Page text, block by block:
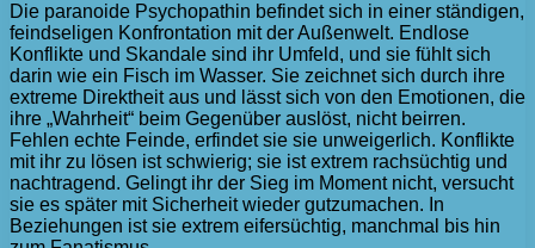
Die paranoide Psychopathin befindet sich in einer ständigen,
feindseligen Konfrontation mit der Außenwelt. Endlose
Konflikte und Skandale sind ihr Umfeld, und sie fühlt sich
darin wie ein Fisch im Wasser. Sie zeichnet sich durch ihre
extreme Direktheit aus und lässt sich von den Emotionen, die
ihre „Wahrheit“ beim Gegenüber auslöst, nicht beirren.
Fehlen echte Feinde, erfindet sie sie unweigerlich. Konflikte
mit ihr zu lösen ist schwierig; sie ist extrem rachsüchtig und
nachtragend. Gelingt ihr der Sieg im Moment nicht, versucht
sie es später mit Sicherheit wieder gutzumachen. In
Beziehungen ist sie extrem eifersüchtig, manchmal bis hin